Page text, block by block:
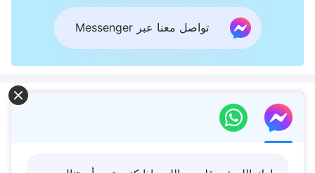
تواصل معنا عبر Messenger
محتوى ذو صلة